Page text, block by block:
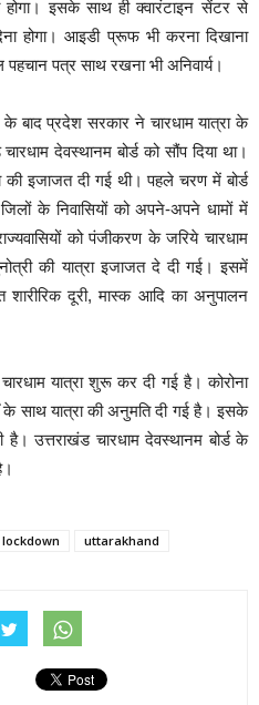
होगा। इसके साथ ही क्वारंटाइन सेंटर से
होगा। आइडी प्रूफ भी करना दिखाना
पत्र साथ रखना भी अनिवार्य।
बाद प्रदेश सरकार ने चारधाम यात्रा के
देवस्थानम बोर्ड को सौंप दिया था।
इजाजत दी गई थी। पहले चरण में बोर्ड
के निवासियों को अपने-अपने धामों में
को पंजीकरण के जरिये चारधाम
की यात्रा इजाजत दे दी गई। इसमें
शारीरिक दूरी, मास्क आदि का अनुपालन
यात्रा शुरू कर दी गई है। कोरोना
साथ यात्रा की अनुमति दी गई है। इसके
है। उत्तराखंड चारधाम देवस्थानम बोर्ड के
lockdown uttarakhand